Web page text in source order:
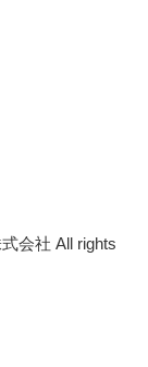
会社 All rights